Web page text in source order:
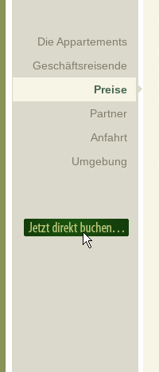
Die Appartements
Geschäftsreisende
Preise
Partner
Anfahrt
Umgebung